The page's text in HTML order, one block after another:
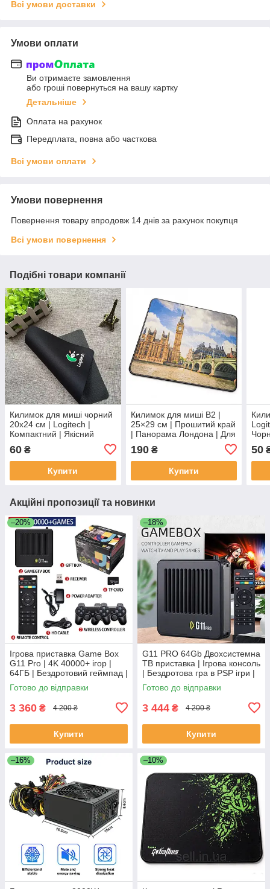
Всі умови доставки
Умови оплати
Ви отримаєте замовлення
або гроші повернуться на вашу картку
Детальніше
Оплата на рахунок
Передплата, повна або часткова
Всі умови оплати
Умови повернення
Повернення товару впродовж 14 днів за рахунок покупця
Всі умови повернення
Подібні товари компанії
Килимок для миші чорний
20x24 см | Logitech |
Компактний | Якісний
60 ₴
Купити
Килимок для миші B2 |
25×29 см | Прошитий край
| Панорама Лондона | Для
190₴
Купити
50
Акційні пропозиції та новинки
–20%
Ігрова приставка Game Box
G11 Pro | 4K 40000+ ігор |
64ГБ | Бездротовий геймпад |
Smart TV
Готово до відправки
3 360 ₴ 4 200 ₴
Купити
–18%
G11 PRO 64Gb Двохсистемна
ТВ приставка | Ігрова консоль
| Бездротова гра в PSP ігри |
4000+ ігор
Готово до відправки
3 444 ₴ 4 200 ₴
Купити
–16% –10%